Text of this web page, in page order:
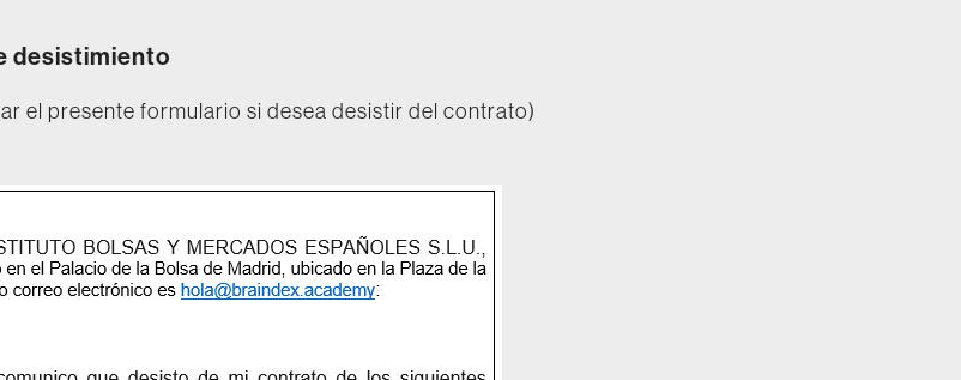
desistimiento
el presente formulario si desea desistir del contrato)